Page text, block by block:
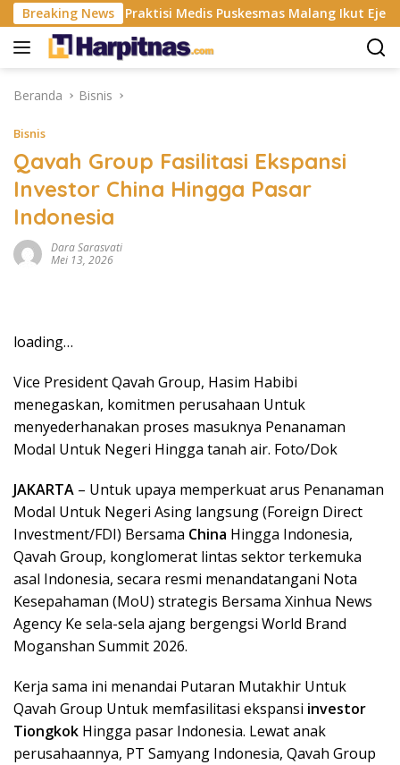
Langsung
ke
konten
Breaking NewsPraktisi Medis Puskesmas Malang Ikut Ejek Pasien
Beranda Bisnis
Bisnis
Qavah Group Fasilitasi Ekspansi
Investor China Hingga Pasar
Indonesia
Dara Sarasvati
Mei 13, 2026
loading…
Vice President Qavah Group, Hasim Habibi
menegaskan, komitmen perusahaan Untuk
menyederhanakan proses masuknya Penanaman
Modal Untuk Negeri Hingga tanah air. Foto/Dok
JAKARTA – Untuk upaya memperkuat arus Penanaman
Modal Untuk Negeri Asing langsung (Foreign Direct
Investment/FDI) Bersama China Hingga Indonesia,
Qavah Group, konglomerat lintas sektor terkemuka
asal Indonesia, secara resmi menandatangani Nota
Kesepahaman (MoU) strategis Bersama Xinhua News
Agency Ke sela-sela ajang bergengsi World Brand
Moganshan Summit 2026.
Kerja sama ini menandai Putaran Mutakhir Untuk
Qavah Group Untuk memfasilitasi ekspansi investor
Tiongkok Hingga pasar Indonesia. Lewat anak
perusahaannya, PT Samyang Indonesia, Qavah Group